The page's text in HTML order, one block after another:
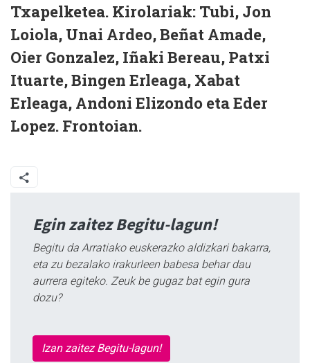
Txapelketea. Kirolariak: Tubi, Jon
Loiola, Unai Ardeo, Beñat Amade,
Oier Gonzalez, Iñaki Bereau, Patxi
Ituarte, Bingen Erleaga, Xabat
Erleaga, Andoni Elizondo eta Eder
Lopez. Frontoian.
Egin zaitez Begitu-lagun!
Begitu da Arratiako euskerazko aldizkari bakarra,
eta zu bezalako irakurleen babesa behar dau
aurrera egiteko. Zeuk be gugaz bat egin gura
dozu?
Izan zaitez Begitu-lagun!